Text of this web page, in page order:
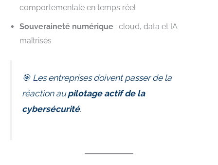
comportementale en temps réel
Souveraineté numérique : cloud, data et IA
maîtrisés
🎯 Les entreprises doivent passer de la
réaction aupilotage actif de la
cybersécurité.